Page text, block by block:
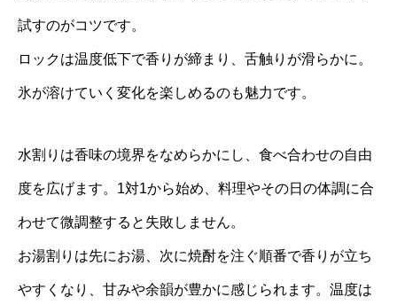
試すのがコツです。
ロックは温度低下で香りが締まり、舌触りが滑らかに。
氷が溶けていく変化を楽しめるのも魅力です。
水割りは香味の境界をなめらかにし、食べ合わせの自由
度を広げます。1対1から始め、料理やその日の体調に合
わせて微調整すると失敗しません。
お湯割りは先にお湯、次に焼酎を注ぐ順番で香りが立ち
やすくなり、甘みや余韻が豊かに感じられます。温度は